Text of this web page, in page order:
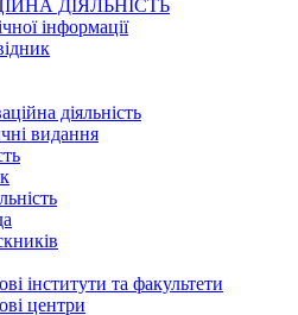
ДІЯЛЬНІСТЬ
інформації
діяльність
видання
інститути та факультети
центри